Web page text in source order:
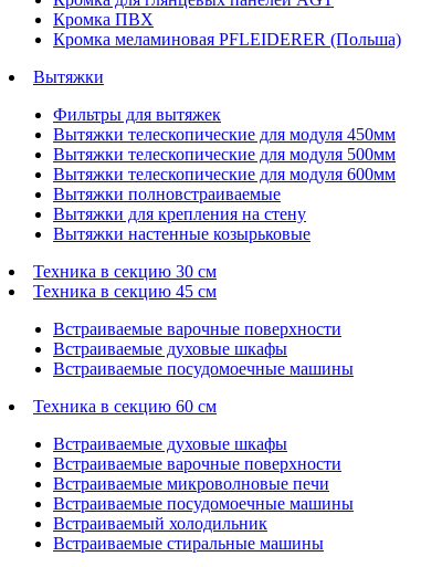
Кромка ПВХ
Кромка меламиновая PFLEIDERER (Польша)
Вытяжки
Фильтры для вытяжек
Вытяжки телескопические для модуля 450мм
Вытяжки телескопические для модуля 500мм
Вытяжки телескопические для модуля 600мм
Вытяжки полновстраиваемые
Вытяжки для крепления на стену
Вытяжки настенные козырьковые
Техника в секцию 30 см
Техника в секцию 45 см
Встраиваемые варочные поверхности
Встраиваемые духовые шкафы
Встраиваемые посудомоечные машины
Техника в секцию 60 см
Встраиваемые духовые шкафы
Встраиваемые варочные поверхности
Встраиваемые микроволновые печи
Встраиваемые посудомоечные машины
Встраиваемый холодильник
Встраиваемые стиральные машины